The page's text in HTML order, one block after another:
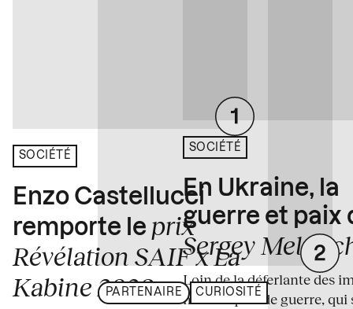
SOCIÉTÉ
Enzo Castellucci
remporte le prix
Révélation SAIF x La
Kabine 2026
PARTENAIRE CURIOSITÉ
SOCIÉTÉ
En Ukraine, la
guerre et paix
Sergey
Loin de la déferlante des
médiatiques de guerre, qui